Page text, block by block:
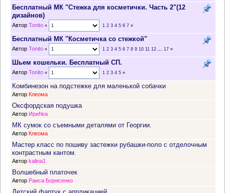
Бесплатный МК "Стежка для косметички. Часть 2"(12
дизайнов)
Автор Tonito « 1 2 3 4 5 6 7»
Бесплатный МК "Косметичка со стежкой"
Автор Tonito « 1 2 3 4 5 6 7 8 9 10 11 12 ... 17»
Шьем кошельки. Бесплатный СП.
Автор Tonito « 1 2 3 4 5»
Комбинезон на подстежке для маленькой собачки
Автор Клеома
Оксфордская подушка
Автор Ири№а
МК сумок со съемными деталями от Георгии.
Автор Клеома
Мастер класс по пошиву застежки рубашки-поло с отделочным
контрастным кантом.
Автор kalina1
Волшебный платочек
Автор Раиса Борисенко